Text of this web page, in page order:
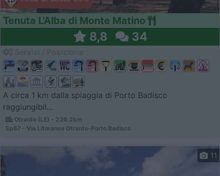
Tenuta L'Alba di Monte Matino
8,8 34
A circa 1 km dalla spiaggia di Porto Badisco
raggiungibil...
Otranto (LE) - 236.2km
Sp87 - Via Litoranea Otranto-Porto Badisco
11